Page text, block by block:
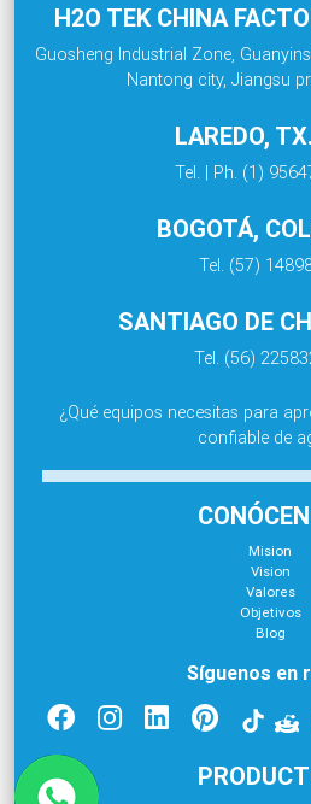
H2O TEK CHINA
Guosheng Industrial Zone,
Nantong city, Jiangsu
LAREDO,
Tel. | Ph. (1)
BOGOTÁ,
Tel. (57)
SANTIAGO DE
Tel. (56)
¿Qué equipos necesitas para
confiable de
Mision
Vision
Valores
Objetivos
Blog
Síguenos en